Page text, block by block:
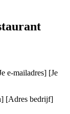
e-mailadres] [Je
[Adres bedrijf]